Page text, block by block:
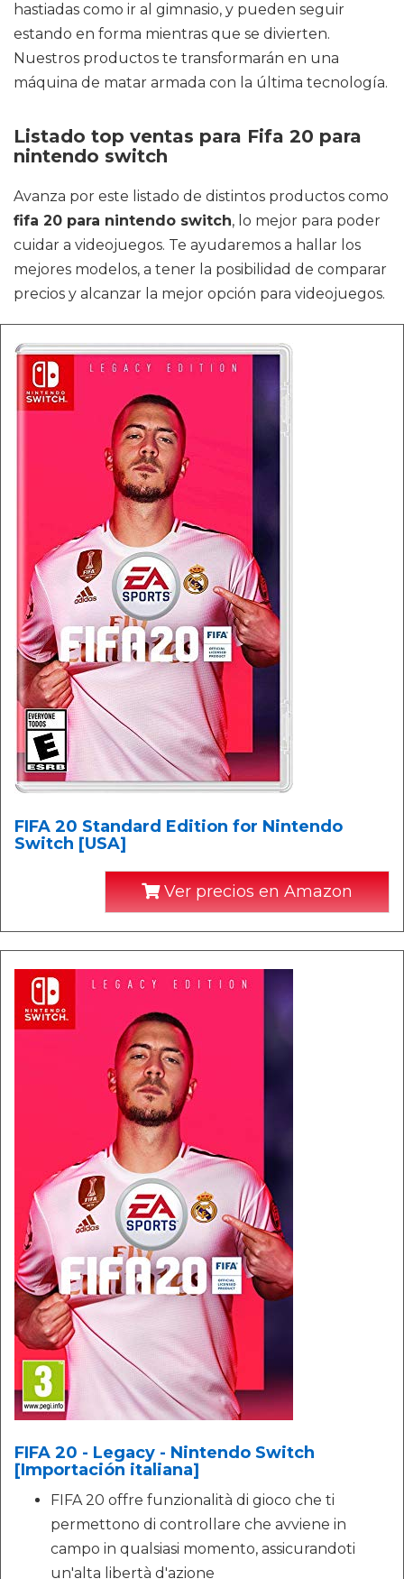
hastiadas como ir al gimnasio, y pueden seguir
estando en forma mientras que se divierten.
Nuestros productos te transformarán en una
máquina de matar armada con la última tecnología.
Listado top ventas para Fifa 20 para
nintendo switch
Avanza por este listado de distintos productos como
fifa 20 para nintendo switch, lo mejor para poder
cuidar a videojuegos. Te ayudaremos a hallar los
mejores modelos, a tener la posibilidad de comparar
precios y alcanzar la mejor opción para videojuegos.
FIFA 20 Standard Edition for Nintendo
Switch [USA]
Ver precios en Amazon
FIFA 20 - Legacy - Nintendo Switch
[Importación italiana]
FIFA 20 offre funzionalità di gioco che ti
permettono di controllare che avviene in
campo in qualsiasi momento, assicurandoti
un'alta libertà d'azione